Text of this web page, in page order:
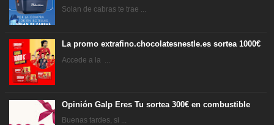
Solan de cabras te trae ...
La promo extrafino.chocolatesnestle.es sortea 1000€
Accede a la ...
Opinión Galp Eres Tu sortea 300€ en combustible
Buenas tardes, si ...